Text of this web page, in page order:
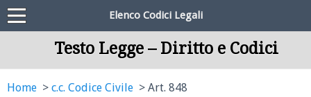
Elenco Codici Legali
Testo Legge – Diritto e Codici
Home c.c. Codice Civile Art. 848